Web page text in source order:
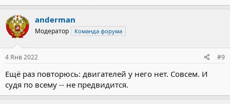
anderman
Модератор Команда форума
4 Янв 2022 #9
Ещё раз повторюсь: двигателей у него нет. Совсем. И
судя по всему -- не предвидится.